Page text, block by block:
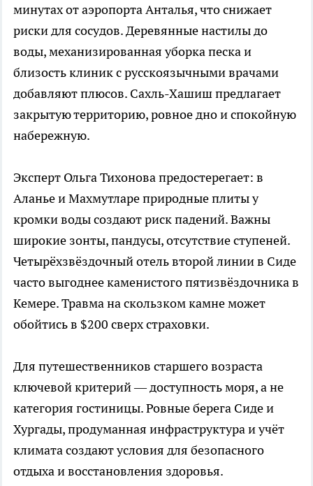
минутах от аэропорта Анталья, что снижает
риски для сосудов. Деревянные настилы до
воды, механизированная уборка песка и
близость клиник с русскоязычными врачами
добавляют плюсов. Сахль-Хашиш предлагает
закрытую территорию, ровное дно и спокойную
набережную.
Эксперт Ольга Тихонова предостерегает: в
Аланье и Махмутларе природные плиты у
кромки воды создают риск падений. Важны
широкие зонты, пандусы, отсутствие ступеней.
Четырёхзвёздочный отель второй линии в Сиде
часто выгоднее каменистого пятизвёздочника в
Кемере. Травма на скользком камне может
обойтись в $200 сверх страховки.
Для путешественников старшего возраста
ключевой критерий — доступность моря, а не
категория гостиницы. Ровные берега Сиде и
Хургады, продуманная инфраструктура и учёт
климата создают условия для безопасного
отдыха и восстановления здоровья.